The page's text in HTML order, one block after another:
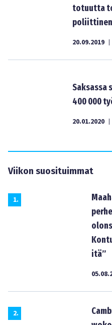
totuutta
20.09.2019 |
Saksassa
400 000
20.01.2020 |
Viikon suosituimmat
1.
itä”
2.